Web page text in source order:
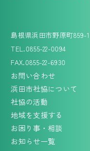
島根県浜田市野原町859-1
TEL.0855-22-0094
FAX.0855-22-6930
お知らせ一覧
お困り事・相談
地域を支援する
社協の活動
浜田市社協について
お問い合わせ